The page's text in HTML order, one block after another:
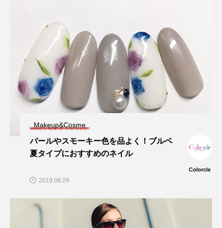
Makeup&Cosme
パールやスモーキー色を品よく！ブルベ
夏タイプにおすすめのネイル
Colorcle
2019.08.29